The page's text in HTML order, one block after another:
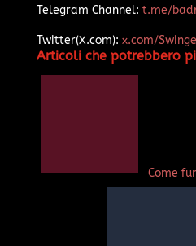
Telegram Channel: t.me/
Twitter(X.com): x.com/
Articoli che potrebbero
Come